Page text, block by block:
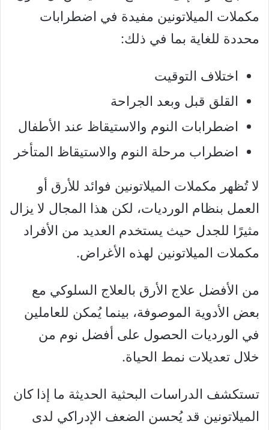
مكملات الميلاتونين مفيدة في اضطرابات
محددة للغاية بما في ذلك:
اختلاف التوقيت
القلق قبل وبعد الجراحة
اضطرابات النوم والاستيقاظ عند الأطفال
اضطراب مرحلة النوم والاستيقاظ المتأخر
لا تُظهر مكملات الميلاتونين فوائد للأرق أو
العمل بنظام الورديات، لكن هذا المجال لا يزال
مثيرًا للجدل حيث يستخدم العديد من الأفراد
مكملات الميلاتونين لهذه الأغراض.
من الأفضل علاج الأرق بالعلاج السلوكي مع
بعض الأدوية الموصوفة، بينما يُمكن للعاملين
في الورديات الحصول على أفضل نوم من
خلال تعديلات نمط الحياة.
تستكشف الدراسات البحثية الحديثة ما إذا كان
الميلاتونين قد يُحسن الضعف الإدراكي لدى